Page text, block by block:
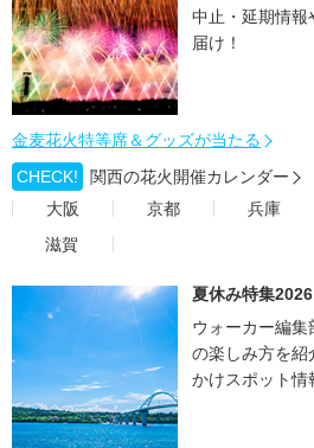
中止・延期情報
届け！
金麦花火特等席＆グッズが当たる
CHECK!
関西の花火開催カレンダー
大阪
京都 兵庫
滋賀
夏休み特集2026
ウォーカー編集
の楽しみ方を紹
かけスポット情